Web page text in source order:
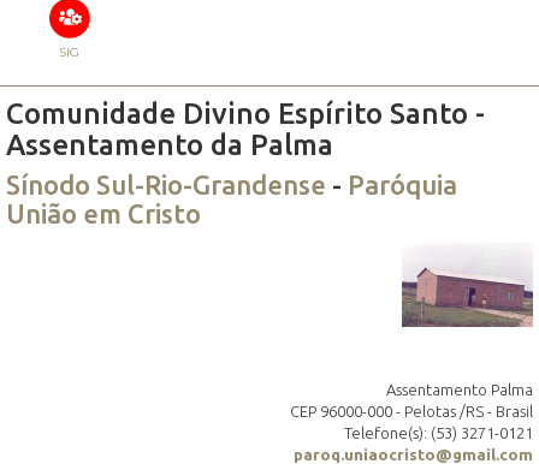
SIG
Comunidade Divino Espírito Santo -
Assentamento da Palma
Sínodo Sul-Rio-Grandense - Paróquia
União em Cristo
Assentamento Palma
CEP 96000-000 - Pelotas /RS - Brasil
Telefone(s): (53) 3271-0121
paroq.uniaocristo@gmail.com